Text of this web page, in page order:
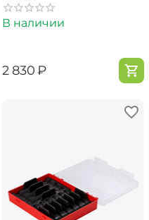
В наличии
‍2 830‍₽